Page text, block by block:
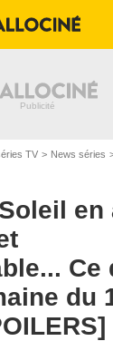
TV News séries
en
Ce
du